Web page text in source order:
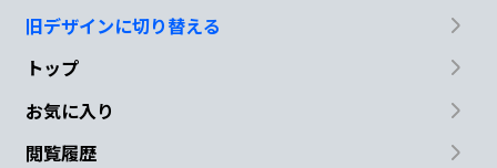
旧デザインに切り替える
トップ
お気に入り
閲覧履歴